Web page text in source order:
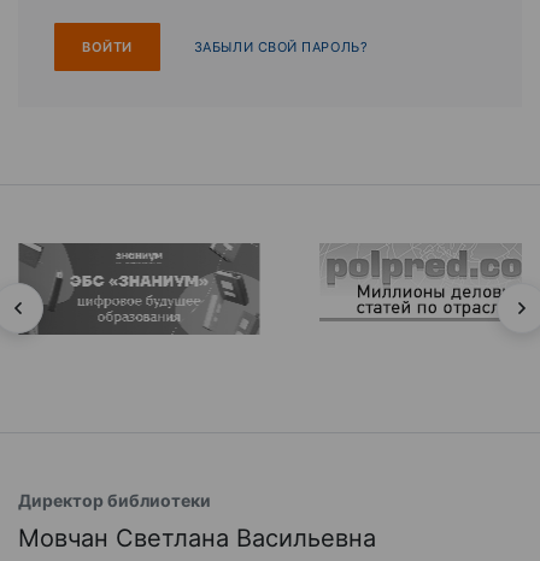
ЗАБЫЛИ СВОЙ ПАРОЛЬ?
Директор библиотеки
Мовчан Светлана Васильевна